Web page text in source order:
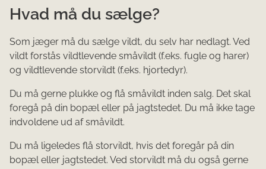
​Hvad må du sælge?
Som jæger må du sælge ​​vildt, du selv har nedlagt. Ved
vildt forstås vildtlevende småvildt (f.eks. fugle og harer)
og vildtlevende storvildt (f.eks. hjortedyr).
Du må gerne plukke og flå småvildt inden salg. Det skal
foregå på din bopæl eller på jagtstedet.​ Du må ikke tage
indvoldene ud af småvildt.
Du m​å ligeledes flå storvildt, hvis det foregår på din
bopæl eller jagtstedet. Ved storvildt må du også gerne